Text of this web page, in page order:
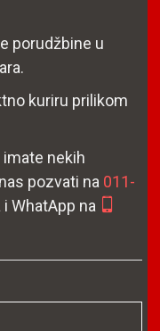
porudžbine u
kuriru prilikom
nekih
pozvati na 011-
WhatApp na